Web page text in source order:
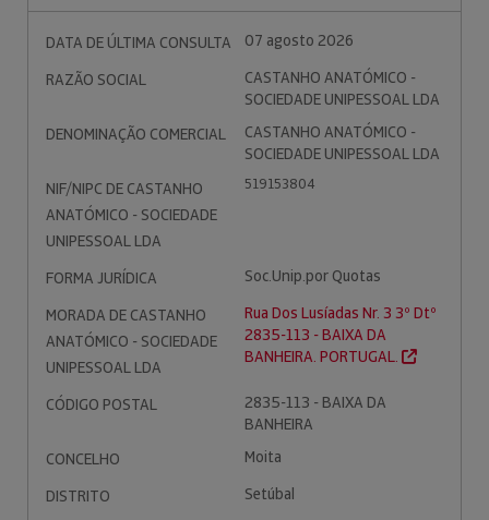
DATA DE ÚLTIMA CONSULTA
07 agosto 2026
RAZÃO SOCIAL
CASTANHO ANATÓMICO -
SOCIEDADE UNIPESSOAL LDA
DENOMINAÇÃO COMERCIAL
CASTANHO ANATÓMICO -
SOCIEDADE UNIPESSOAL LDA
NIF/NIPC DE CASTANHO
ANATÓMICO - SOCIEDADE
UNIPESSOAL LDA
519153804
FORMA JURÍDICA
Soc.Unip.por Quotas
MORADA DE CASTANHO
ANATÓMICO - SOCIEDADE
UNIPESSOAL LDA
Rua Dos Lusíadas Nr. 3 3º Dtº
2835-113 - BAIXA DA
BANHEIRA. PORTUGAL.
CÓDIGO POSTAL
2835-113 - BAIXA DA
BANHEIRA
CONCELHO
Moita
DISTRITO
Setúbal